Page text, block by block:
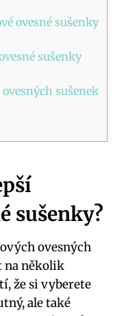
ovesné sušenky
sušenky
sušenek
sušenky?
ovesných
na několik
že si vyberete
ale také